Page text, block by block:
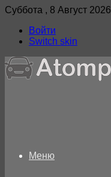
Суббота , 8 Август 2026
Войти
Switch skin
Меню